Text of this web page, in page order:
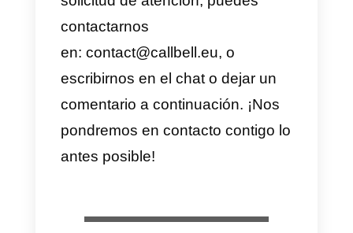
dentro de tu equipo, te
recomendamos que crees una
cuenta gratuita en Callbell: en
menos de 5 minutos puedes
configurar esta cuenta, invitar a
deseas, instalar unwidget